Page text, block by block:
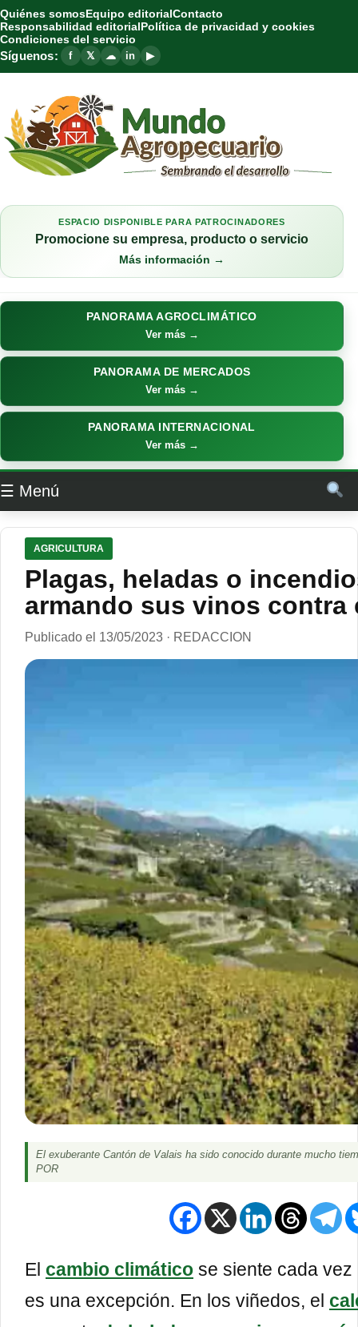
Quiénes somosEquipo editorialContacto
Responsabilidad editorialPolítica de privacidad y cookies
Condiciones del servicio
Síguenos: f 𝕏 ☁ in ▶
ESPACIO DISPONIBLE PARA PATROCINADORES
Promocione su empresa, producto o servicio
Más información →
PANORAMA AGROCLIMÁTICO
Ver más →
PANORAMA DE MERCADOS
Ver más →
PANORAMA INTERNACIONAL
Ver más →
☰ Menú
AGRICULTURA
Plagas, heladas o
armando sus vinos
Publicado el 13/05/2023 · REDACCION
El exuberante Cantón de Valais ha sido conocido durante mucho
POR
El cambio climático se siente cada
es una excepción. En los viñedos, el